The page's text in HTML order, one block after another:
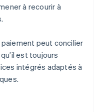
à recourir à
peut concilier
est toujours
intégrés adaptés à